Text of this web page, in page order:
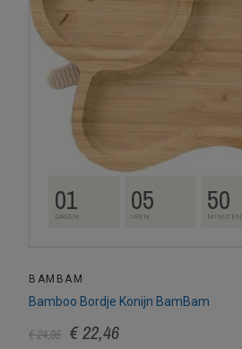
01
DAGEN 05
UREN 50
MINUTEN
BAMBAM
Bamboo Bordje Konijn BamBam
€ 24,95 € 22,46